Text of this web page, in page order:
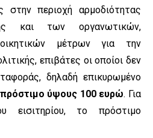
στην περιοχή αρμοδιότητας
και των οργανωτικών,
μέτρων για την
επιβάτες οι οποίοι δεν
δηλαδή επικυρωμένο
πρόστιμο ύψους 100 ευρώ. Για
εισιτηρίου, το πρόστιμο